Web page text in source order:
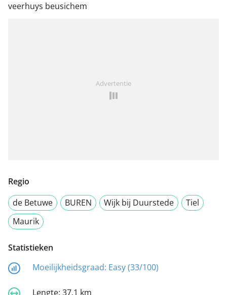
veerhuys beusichem
Advertentie
Regio
de Betuwe
BUREN Wijk bij Duurstede
Tiel
Maurik
Statistieken
Moeilijkheidsgraad: Easy (33/100)
Lengte: 37,1 km